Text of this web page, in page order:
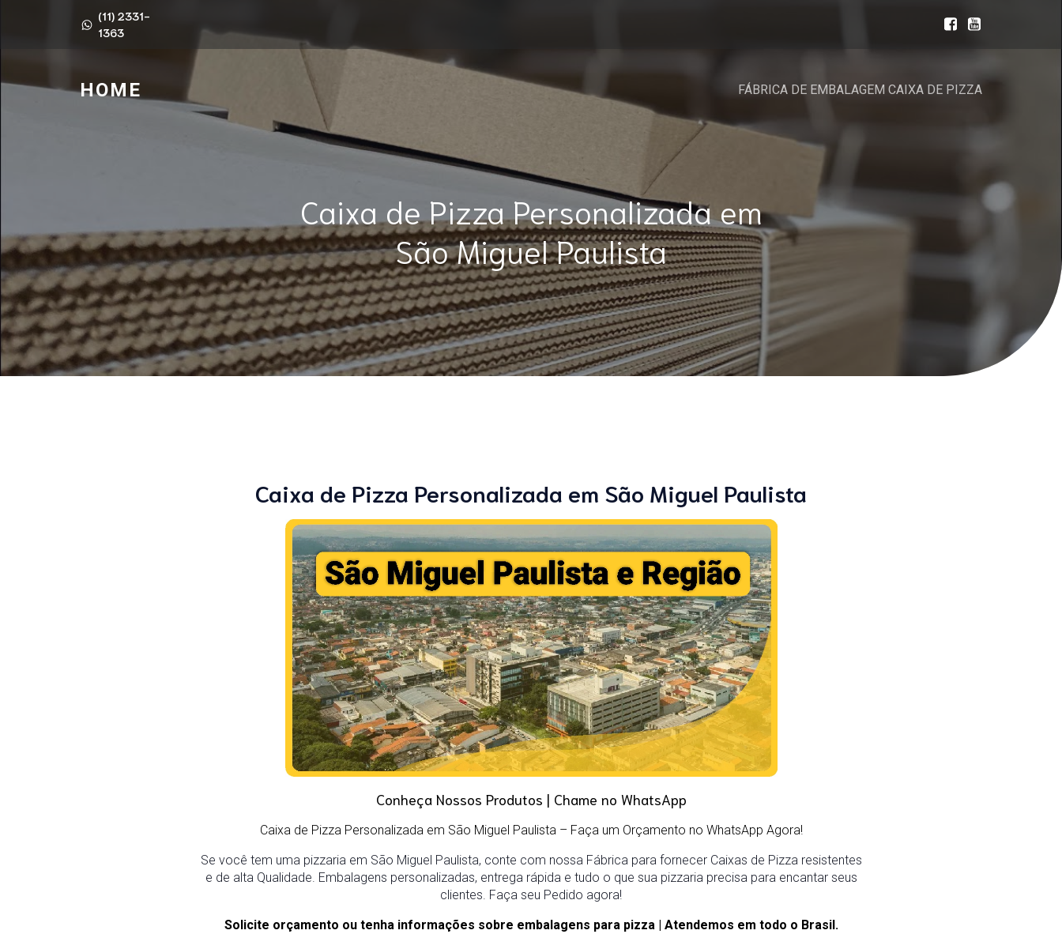
(11) 2331-
1363
HOME FÁBRICA DE EMBALAGEM CAIXA DE PIZZA
Caixa de Pizza Personalizada em
São Miguel Paulista
Caixa de Pizza Personalizada em São Miguel Paulista
Conheça Nossos Produtos | Chame no WhatsApp
Caixa de Pizza Personalizada em São Miguel Paulista – Faça um Orçamento no WhatsApp Agora!
Se você tem uma pizzaria em São Miguel Paulista, conte com nossa Fábrica para fornecer Caixas de Pizza resistentes
e de alta Qualidade. Embalagens personalizadas, entrega rápida e tudo o que sua pizzaria precisa para encantar seus
clientes. Faça seu Pedido agora!
Solicite orçamento ou tenha informações sobre embalagens para pizza | Atendemos em todo o Brasil.